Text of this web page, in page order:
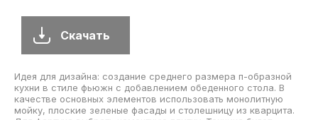
Скачать
Идея для дизайна: создание среднего размера п-образной
кухни в стиле фьюжн с добавлением обеденного стола. В
качестве основных элементов использовать монолитную
мойку, плоские зеленые фасады и столешницу из кварцита.